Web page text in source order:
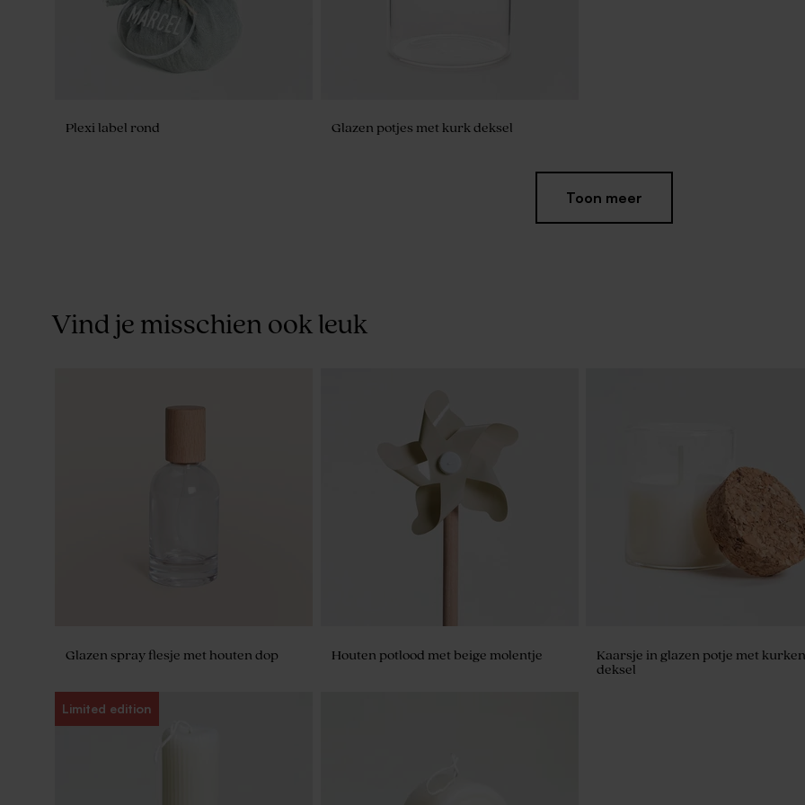
Plexi label rond Glazen potjes met kurk deksel
Langwerpige doosjes - transparant
Toon meer
Vind je misschien ook leuk
Glazen spray flesje met houten dop Houten potlood met beige molentje
Kaarsje in glazen potje met kurken
deksel
Limited edition